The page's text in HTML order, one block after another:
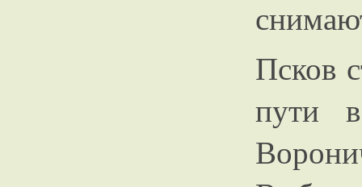
Псков
пути